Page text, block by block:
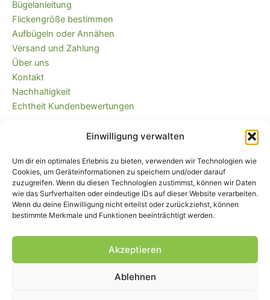
Einwilligung verwalten
Um dir ein optimales Erlebnis zu bieten, verwenden wir Technologien wie
Cookies, um Geräteinformationen zu speichern und/oder darauf
zuzugreifen. Wenn du diesen Technologien zustimmst, können wir Daten
wie das Surfverhalten oder eindeutige IDs auf dieser Website verarbeiten.
Wenn du deine Einwilligung nicht erteilst oder zurückziehst, können
bestimmte Merkmale und Funktionen beeinträchtigt werden.
Akzeptieren
Ablehnen
Bügelanleitung
Flickengröße bestimmen
Aufbügeln oder Annähen
Versand und Zahlung
Über uns
Kontakt
Nachhaltigkeit
Echtheit Kundenbewertungen
Kaufvertrag widerrufen
Versandkostenfrei ab 35 EUR (DE) und
immer plastikfrei verpackt!
Widerrufsbelehrung und -formular